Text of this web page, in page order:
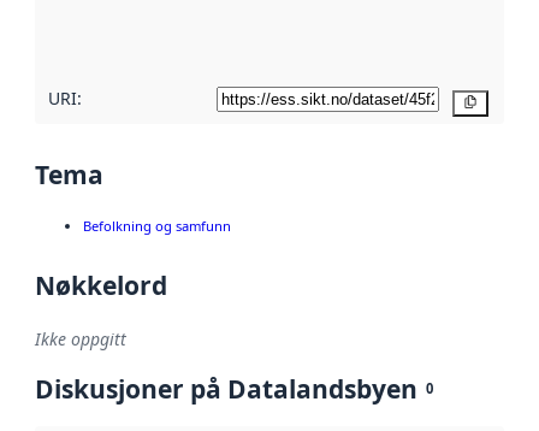
URI:
Tema
Befolkning og samfunn
Nøkkelord
Ikke oppgitt
Diskusjoner på Datalandsbyen 0